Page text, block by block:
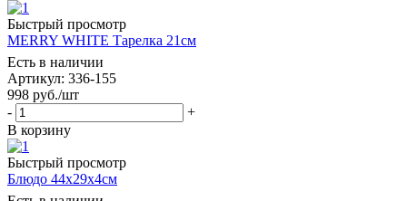
Быстрый просмотр
MERRY WHITE Тарелка 21см
Есть в наличии
Артикул: 336-155
998 руб./шт
-
+
В корзину
Быстрый просмотр
Блюдо 44х29х4см